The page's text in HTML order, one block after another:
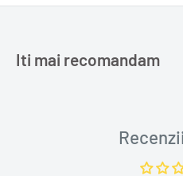
Iti mai recomandam